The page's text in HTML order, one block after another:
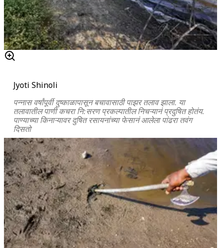
Jyoti Shinoli
पन्नास वर्षांपूर्वी दुष्काळापासून बचावासाठी पाझर तलाव झाला. या
तलावातील पाणी कचरा नि:सरण प्रकल्पातील निचऱ्यानं प्रदुषित होतंय.
पाण्याच्या किनाऱ्यावर दुषित रसायनांच्या फेसानं आलेला पांढरा तवंग
दिसतो